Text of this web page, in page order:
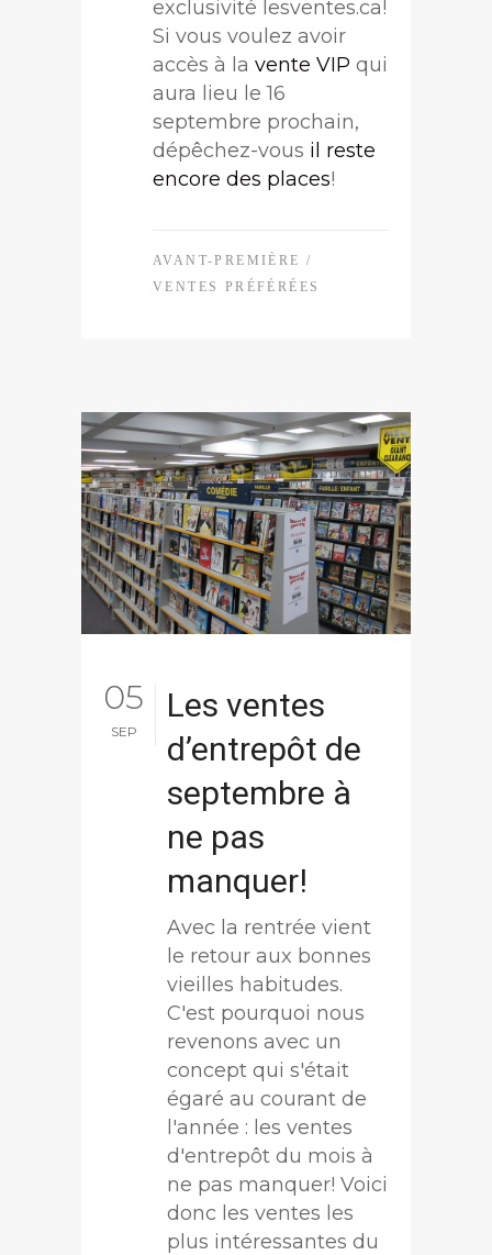
exclusivité lesventes.ca!
Si vous voulez avoir
accès à la vente VIP qui
aura lieu le 16
septembre prochain,
dépêchez-vous il reste
encore des places!
AVANT-PREMIÈRE /
VENTES PRÉFÉRÉES
05
SEP
Les ventes
d’entrepôt de
septembre à
ne pas
manquer!
Avec la rentrée vient
le retour aux bonnes
vieilles habitudes.
C'est pourquoi nous
revenons avec un
concept qui s'était
égaré au courant de
l'année : les ventes
d'entrepôt du mois à
ne pas manquer! Voici
donc les ventes les
plus intéressantes du